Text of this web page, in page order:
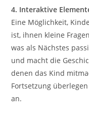
4. Interaktive
Eine Möglichkeit,
ist, ihnen kleine
was als Nächstes
und macht die
denen das Kind
Fortsetzung
an.